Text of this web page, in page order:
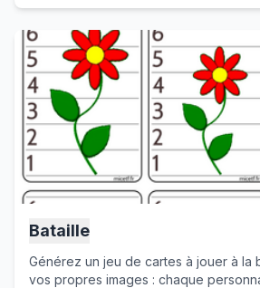
Bataille
Générez un jeu de cartes à jouer à la
vos propres images : chaque